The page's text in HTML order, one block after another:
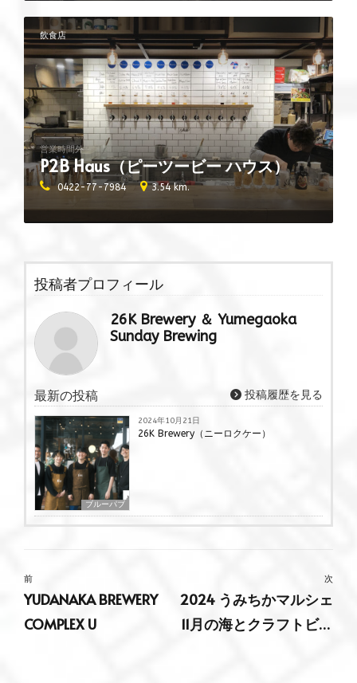
飲食店
P2B Haus（ピーツービー ハウス）
営業時間外
0422-77-7984 3.54 km.
投稿者プロフィール
26K Brewery ＆ Yumegaoka
Sunday Brewing
最新の投稿 投稿履歴を見る
ブルーパブ
2024年10月21日
26K Brewery（ニーロクケー）
前
YUDANAKA BREWERY
COMPLEX U
次
2024 うみちかマルシェ
11月の海とクラフトビー